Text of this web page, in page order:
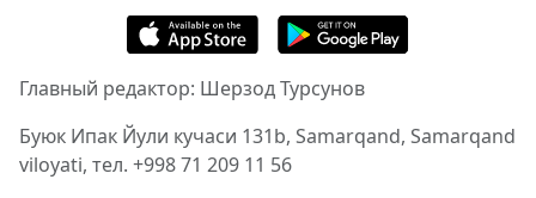
Главный редактор: Шерзод Турсунов
Буюк Ипак Йули кучаси 131b, Samarqand, Samarqand
viloyati, тел. +998 71 209 11 56